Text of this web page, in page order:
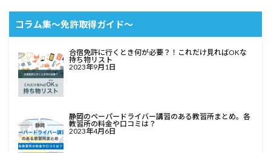
コラム集〜免許取得ガイド〜
合宿免許に行くとき何が必要？！これだけ見ればOKな
持ち物リスト
2023年9月1日
静岡のペーパードライバー講習のある教習所まとめ。各
教習所の料金や口コミは？
2023年4月6日